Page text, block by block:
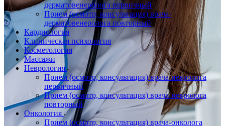
дерматовенеролога первичный
Прием (осмотр, консультация) врача-
дерматовенеролога повторный
Кардиология
Клиническая психология
Косметология
Массажи
Неврология
Прием (осмотр, консультация) врача-невролога
первичный
Прием (осмотр, консультация) врача-невролога
повторный
Онкология
Прием (осмотр, консультация) врача-онколога